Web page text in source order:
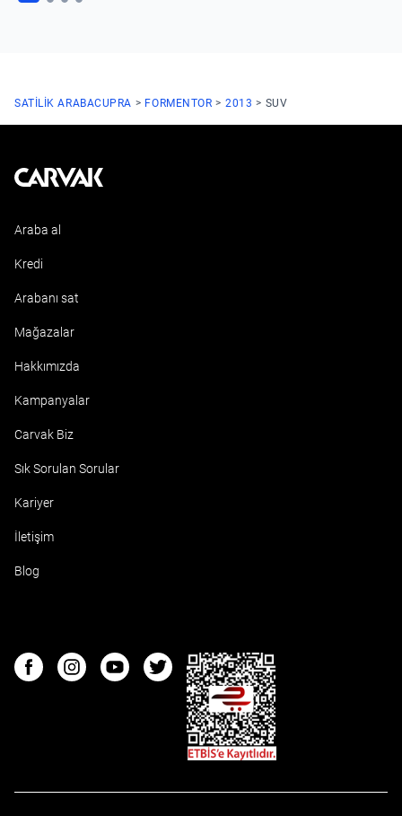
SATILIK ARABACUPRA FORMENTOR 2013 SUV
Kavak
Araba al
Kredi
Arabanı sat
Mağazalar
Hakkımızda
Kampanyalar
Carvak Biz
Sık Sorulan Sorular
Kariyer
İletişim
Blog
FacebookInstagramYoutubeTwitter
ETBIS